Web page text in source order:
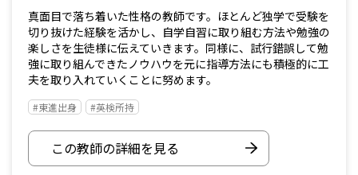
真面目で落ち着いた性格の教師です。ほとんど独学で受験を
切り抜けた経験を活かし、自学自習に取り組む方法や勉強の
楽しさを生徒様に伝えていきます。同様に、試行錯誤して勉
強に取り組んできたノウハウを元に指導方法にも積極的に工
夫を取り入れていくことに努めます。
#東進出身 #英検所持
この教師の詳細を見る